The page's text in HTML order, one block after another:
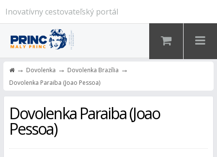
Inovatívny cestovateľský portál
→ Dovolenka → Dovolenka Brazília →
Dovolenka Paraiba (Joao Pessoa)
Dovolenka Paraiba (Joao
Pessoa)